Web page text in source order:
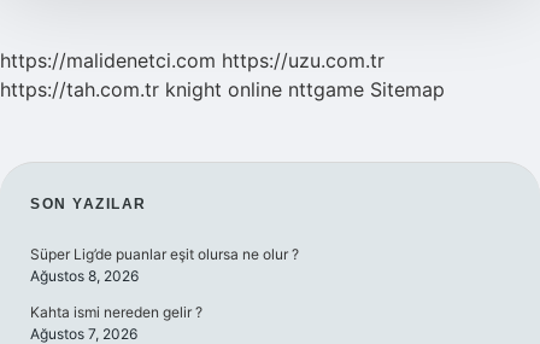
https://malidenetci.com https://uzu.com.tr
https://tah.com.tr knight online nttgame Sitemap
SIDEBAR
SON YAZILAR
Süper Lig’de puanlar eşit olursa ne olur ?
Ağustos 8, 2026
Kahta ismi nereden gelir ?
Ağustos 7, 2026